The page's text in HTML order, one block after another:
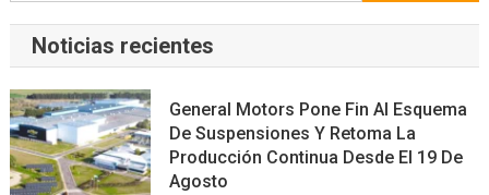
Noticias recientes
General Motors Pone Fin Al Esquema
De Suspensiones Y Retoma La
Producción Continua Desde El 19 De
Agosto